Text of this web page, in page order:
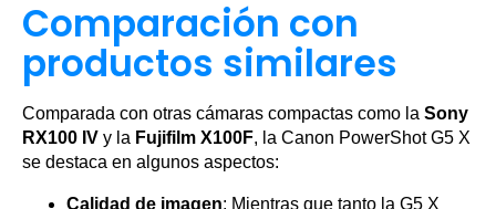
Comparación con
productos similares
Comparada con otras cámaras compactas como la Sony
RX100 IV y la Fujifilm X100F, la Canon PowerShot G5 X
se destaca en algunos aspectos:
Calidad de imagen: Mientras que tanto la G5 X